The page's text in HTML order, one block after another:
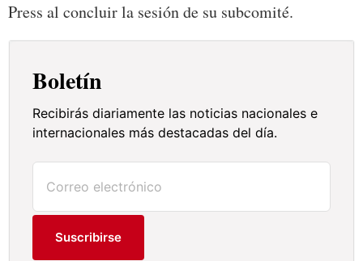
Press al concluir la sesión de su subcomité.
Boletín
Recibirás diariamente las noticias nacionales e
internacionales más destacadas del día.
Suscribirse